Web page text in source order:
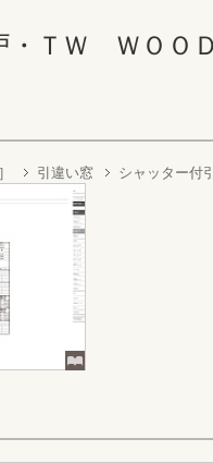
・ＴＷ ＷＯＯ
引違い窓 シャッター付